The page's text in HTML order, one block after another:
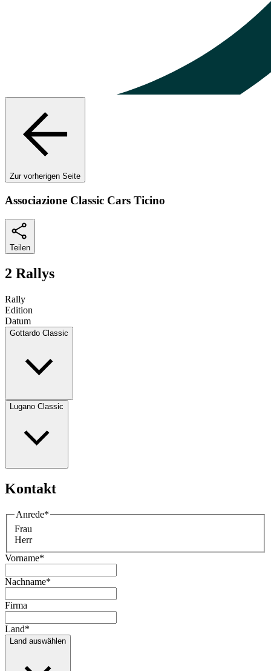
Zur vorherigen Seite
Associazione Classic Cars Ticino
Teilen
2 Rallys
Rally
Edition
Datum
Gottardo Classic
Lugano Classic
Kontakt
Anrede*
Frau
Herr
Vorname*
Nachname*
Firma
Land*
Land auswählen